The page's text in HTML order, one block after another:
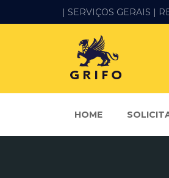
| SERVIÇOS GERAIS |
HOME